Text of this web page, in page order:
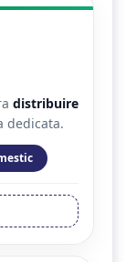
distribuire
dedicata.